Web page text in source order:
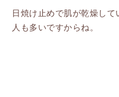
日焼け止めで肌が乾燥し
人も多いですからね。